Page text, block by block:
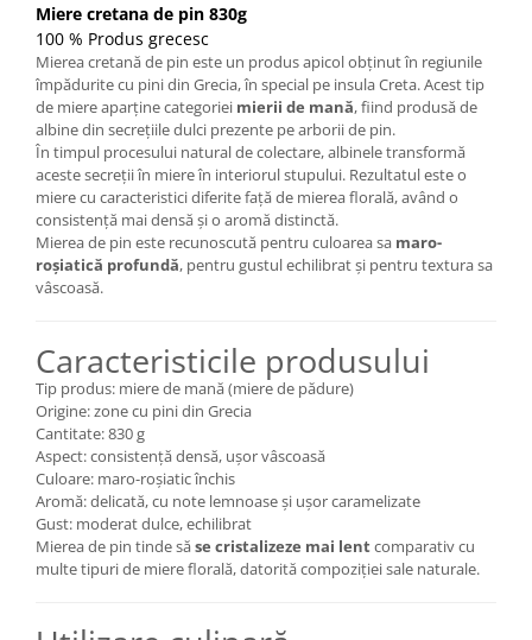
Miere cretana de pin 830g
100 % Produs grecesc
Mierea cretană de pin este un produs apicol obținut în regiunile
împădurite cu pini din Grecia, în special pe insula Creta. Acest tip
de miere aparține categoriei mierii de mană, fiind produsă de
albine din secrețiile dulci prezente pe arborii de pin.
În timpul procesului natural de colectare, albinele transformă
aceste secreții în miere în interiorul stupului. Rezultatul este o
miere cu caracteristici diferite față de mierea florală, având o
consistență mai densă și o aromă distinctă.
Mierea de pin este recunoscută pentru culoarea sa maro-
roșiatică profundă, pentru gustul echilibrat și pentru textura sa
vâscoasă.
Caracteristicile produsului
Tip produs: miere de mană (miere de pădure)
Origine: zone cu pini din Grecia
Cantitate: 830 g
Aspect: consistență densă, ușor vâscoasă
Culoare: maro-roșiatic închis
Aromă: delicată, cu note lemnoase și ușor caramelizate
Gust: moderat dulce, echilibrat
Mierea de pin tinde săse cristalizeze mai lentcomparativ cu
multe tipuri de miere florală, datorită compoziției sale naturale.